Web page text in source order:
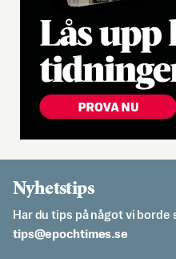
Nyhetstips
Har du tips på något vi borde
es.semithcope@spit